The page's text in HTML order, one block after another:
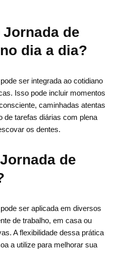
de
dia a dia?
ser integrada ao cotidiano
Isso pode incluir momentos
caminhadas atentas
de tarefas diárias com plena
os dentes.
de
ser aplicada em diversos
de trabalho, em casa ou
A flexibilidade dessa prática
a utilize para melhorar sua